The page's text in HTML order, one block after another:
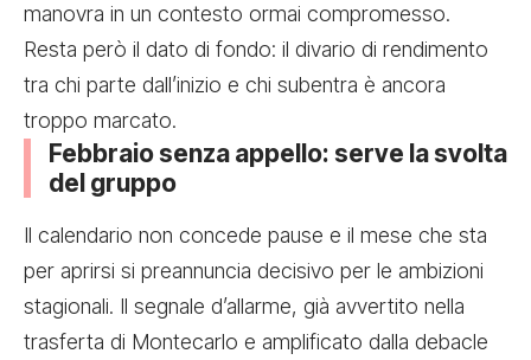
manovra in un contesto ormai compromesso.
Resta però il dato di fondo: il divario di rendimento
tra chi parte dall’inizio e chi subentra è ancora
troppo marcato.
Febbraio senza appello: serve la svolta
del gruppo
Il calendario non concede pause e il mese che sta
per aprirsi si preannuncia decisivo per le ambizioni
stagionali. Il segnale d’allarme, già avvertito nella
trasferta di Montecarlo e amplificato dalla debacle